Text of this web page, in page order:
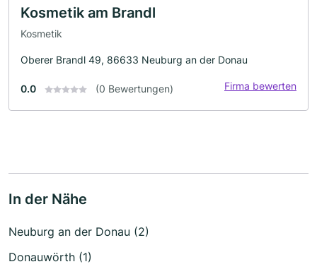
Kosmetik am Brandl
Kosmetik
Oberer Brandl 49, 86633 Neuburg an der Donau
0.0 (0 Bewertungen) Firma bewerten
In der Nähe
Neuburg an der Donau (2)
Donauwörth (1)